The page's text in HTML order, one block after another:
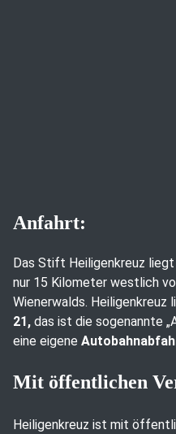
Anfahrt:
Das Stift Heiligenkreuz liegt
nur 15 Kilometer westlich
Wienerwalds. Heiligenkreuz
21, das ist die sogenannte
eine eigene
Mit öffentlichen
Heiligenkreuz ist mit